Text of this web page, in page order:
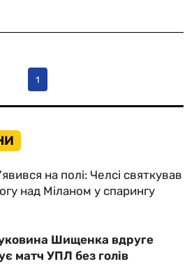
1
на полі: Челсі святкував
над Міланом у спарингу
Шищенка вдруге
матч УПЛ без голів